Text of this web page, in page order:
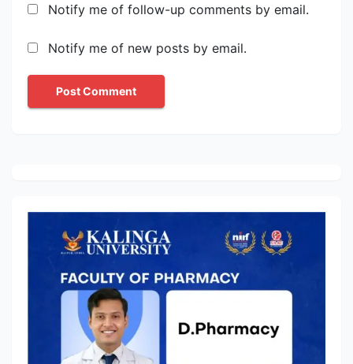
Notify me of follow-up comments by email.
Notify me of new posts by email.